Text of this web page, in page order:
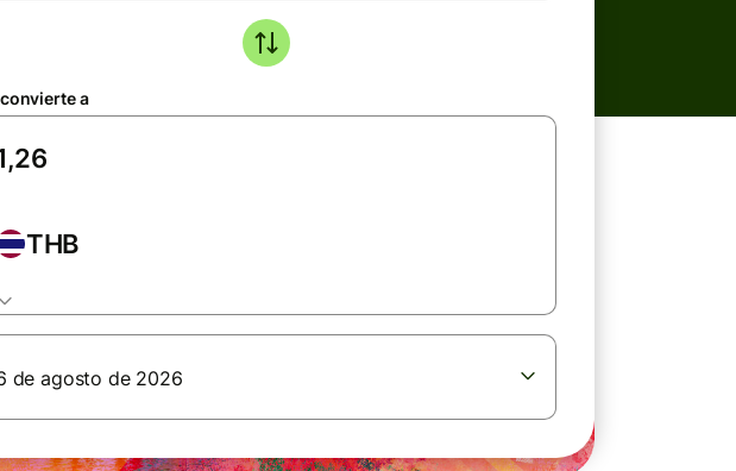
a
THB
de agosto de 2026